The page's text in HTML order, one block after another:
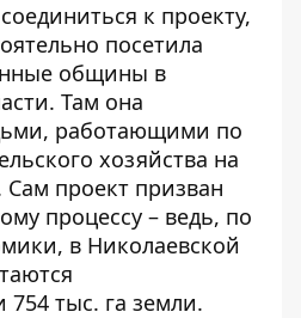
к проекту,
посетила
общины в
Там она
работающими по
хозяйства на
Сам проект призван
процессу – ведь, по
в Николаевской
тыс. га земли.